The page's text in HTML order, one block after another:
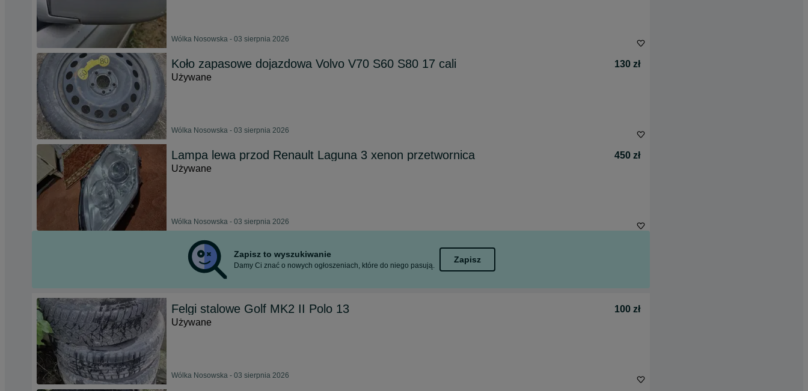
Wólka Nosowska - 03 sierpnia 2026
Koło zapasowe dojazdowa Volvo V70 S60 S80 17 cali
130 zł
Używane
Wólka Nosowska - 03 sierpnia 2026
Lampa lewa przod Renault Laguna 3 xenon przetwornica
450 zł
Używane
Wólka Nosowska - 03 sierpnia 2026
Zapisz to wyszukiwanie
Damy Ci znać o nowych ogłoszeniach, które do niego pasują.
Zapisz
Felgi stalowe Golf MK2 II Polo 13
100 zł
Używane
Wólka Nosowska - 03 sierpnia 2026